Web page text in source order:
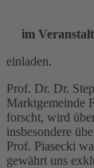
im
einladen.
Prof. Dr. Dr.
Marktgemeinde
forscht, wird
insbesondere
Prof. Piasecki
gewährt uns